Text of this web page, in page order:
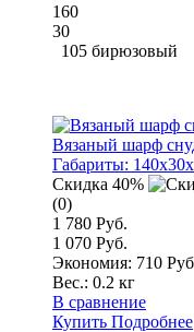
160
30
105 бирюзовый
Вязаный шарф
Габариты:
Скидка 40%
(0)
1 780 Руб.
1 070 Руб.
Экономия: 710
Вес.: 0.2 кг
В сравнение
Купить Подробнее